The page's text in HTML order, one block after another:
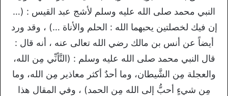
النبي محمد صلى الله عليه وسلم لأشج عبد القيس : (…
إن فيك لخصلتين يحبهما الله : الحلم والأناة …) ، وقد ورد
أيضاً عن أنس بن مالك رضي الله تعالى عنه ، أنه قال :
قال النبي محمد صلى الله عليه وسلم : (التَّأنِّي مِن الله،
والعجلة مِن الشَّيطان، وما أحدٌ أكثر معاذير مِن الله، وما
مِن شيءٍ أحبُّ إلى الله مِن الحمد) ، وفي المقال هذا